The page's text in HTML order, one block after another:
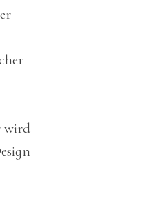
wird